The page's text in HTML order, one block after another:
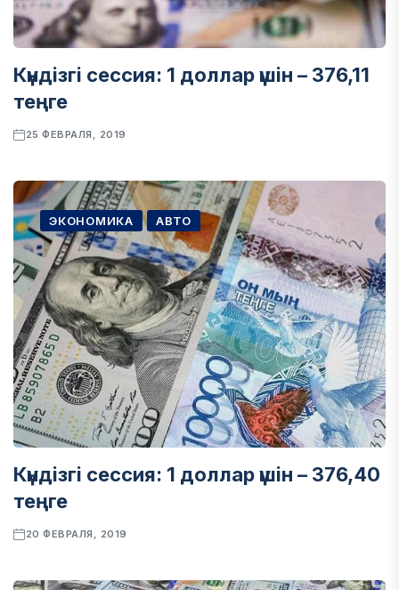
Күндізгі сессия: 1 доллар үшін – 376,11
теңге
25 ФЕВРАЛЯ, 2019
ЭКОНОМИКА АВТО
Күндізгі сессия: 1 доллар үшін – 376,40
теңге
20 ФЕВРАЛЯ, 2019